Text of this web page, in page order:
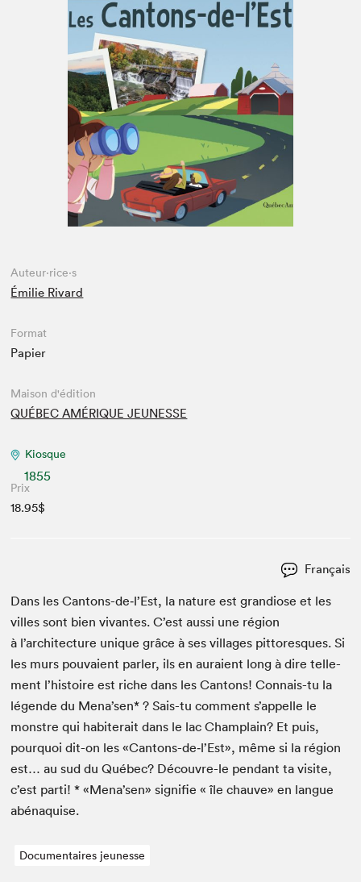
Espace enseignant·e·s
Espace pro
Auteur·rice·s
Émilie Rivard
Format
Papier
Maison d'édition
QUÉBEC AMÉRIQUE JEUNESSE
Kiosque
1855
Prix
18.95$
Français
Dans les Cantons-de‑l’Est, la nature est grandiose et les
villes sont bien vivantes. C’est aus­si une région
à l’architecture unique grâce à ses vil­lages pit­toresques. Si
les murs pou­vaient par­ler, ils en auraient long à dire telle­
ment l’histoire est riche dans les Can­tons! Con­nais-tu la
légende du Mena’sen* ? Sais-tu com­ment s’appelle le
mon­stre qui habit­erait dans le lac Cham­plain? Et puis,
pourquoi dit-on les «Cantons-de‑l’Est», même si la région
est… au sud du Québec? Décou­vre-le pen­dant ta vis­ite,
c’est par­ti! * «Mena’sen» sig­ni­fie « île chauve» en langue
abénaquise.
Documentaires jeunesse